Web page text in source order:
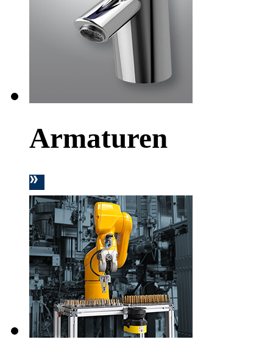
Armaturen